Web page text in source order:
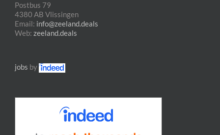
Postbus 79
4380 AB Vlissingen
Email: info@zeeland.deals
Web: zeeland.deals
jobs by